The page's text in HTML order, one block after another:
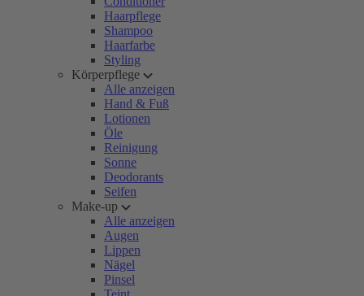
Haarpflege
Shampoo
Haarfarbe
Styling
Körperpflege
Alle anzeigen
Hand & Fuß
Lotionen
Öle
Reinigung
Sonne
Deodorants
Seifen
Make-up
Alle anzeigen
Augen
Lippen
Nägel
Pinsel